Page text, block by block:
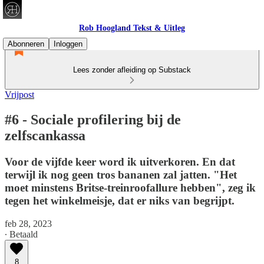
Rob Hoogland Tekst & Uitleg
Abonneren
Inloggen
Lees zonder afleiding op Substack
Vrijpost
#6 - Sociale profilering bij de
zelfscankassa
Voor de vijfde keer word ik uitverkoren. En dat
terwijl ik nog geen tros bananen zal jatten. "Het
moet minstens Britse-treinroofallure hebben", zeg ik
tegen het winkelmeisje, dat er niks van begrijpt.
feb 28, 2023
∙ Betaald
8